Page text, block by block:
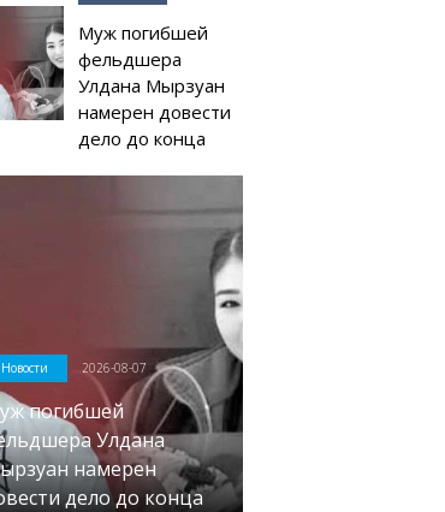
Муж погибшей
фельдшера
Улдана Мырзуан
намерен довести
дело до конца
Новости 2026-08-07
погибшей
Улдана
намерен
дело до конца